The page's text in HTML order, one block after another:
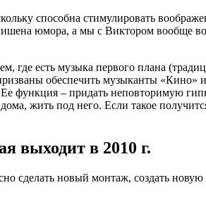
способна стимулировать
юмора, а мы с Виктором вообще
где есть музыка первого плана
обеспечить музыканты «Кино»
функция – придать неповторимую
жить под него. Если такое
выходит в 2010 г.
сделать новый монтаж, создать новую